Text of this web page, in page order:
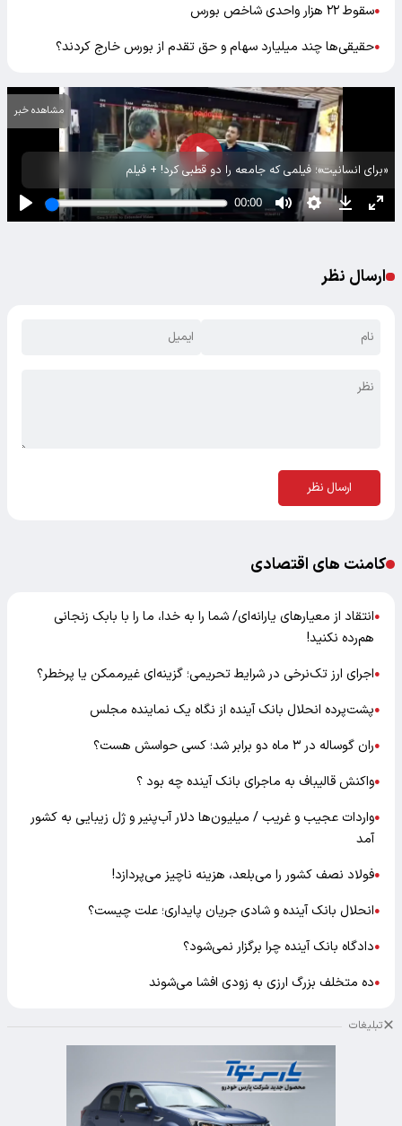
●سقوط ۲۲ هزار واحدی شاخص بورس
●حقیقی‌ها چند میلیارد سهام و حق تقدم از بورس خارج کردند؟
«برای انسانیت»؛ فیلمی که جامعه را دو قطبی کرد! + فیلم
مشاهده خبر
ارسال نظر
ارسال نظر
کامنت های اقتصادی
●انتقاد از معیارهای یارانه‌ای/ شما را به خدا، ما را با بابک زنجانی
هم‌رده نکنید!
●اجرای ارز تک‌نرخی در شرایط تحریمی؛ گزینه‌ای غیرممکن یا پرخطر؟
●پشت‌پرده انحلال بانک آینده از نگاه یک نماینده مجلس
●ران گوساله در ۳ ماه دو برابر شد؛ کسی حواسش هست؟
●واکنش قالیباف به ماجرای بانک آینده چه بود ؟
●واردات عجیب و غریب / میلیون‌ها دلار آب‌پنیر و ژل زیبایی به کشور
آمد
●فولاد نصف کشور را می‌بلعد، هزینه ناچیز می‌پردازد!
●انحلال بانک آینده و شادی جریان پایداری؛ علت چیست؟
●دادگاه بانک آینده چرا برگزار نمی‌شود؟
●ده متخلف بزرگ ارزی به زودی افشا می‌شوند
تبلیغات